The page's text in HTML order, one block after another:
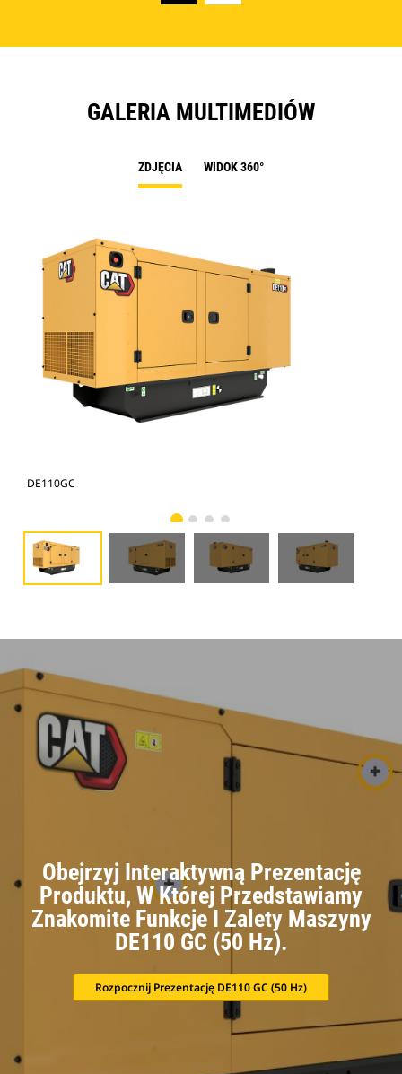
GALERIA MULTIMEDIÓW
ZDJĘCIA WIDOK 360°
DE110GC
Obejrzyj Interaktywną Prezentację
Produktu, W Której Przedstawiamy
Znakomite Funkcje I Zalety Maszyny
DE110 GC (50 Hz).
Rozpocznij Prezentację DE110 GC (50 Hz)